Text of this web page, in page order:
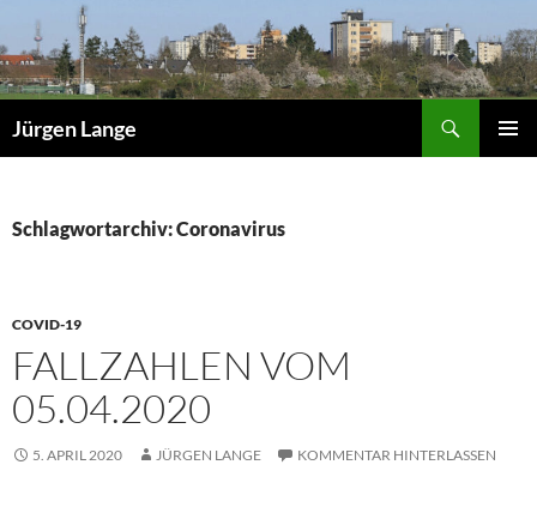
Inhalt
springen
Jürgen Lange
Schlagwortarchiv: Coronavirus
COVID-19
FALLZAHLEN VOM
05.04.2020
5. APRIL 2020 JÜRGEN LANGE KOMMENTAR HINTERLASSEN